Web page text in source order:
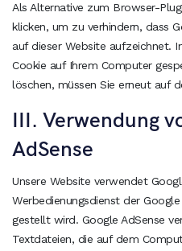
Als Alternative zum Browser-
klicken, um zu verhindern, dass
auf dieser Website aufzeichnet.
Cookie auf Ihrem Computer
löschen, müssen Sie erneut auf
III. Verwendung
AdSense
Unsere Website verwendet
Werbedienungsdienst der
gestellt wird. Google AdSense
Textdateien, die auf dem